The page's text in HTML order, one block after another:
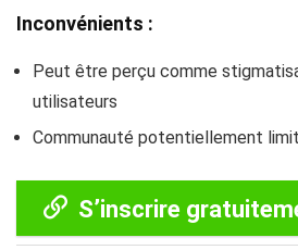
Inconvénients :
Peut être perçu comme
utilisateurs
Communauté potentiellement
S’inscrire